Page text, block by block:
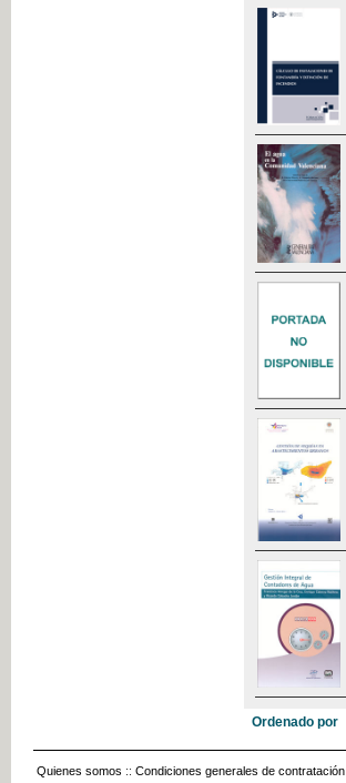
Ordenado por
Quienes somos :: Condiciones generales de contratación